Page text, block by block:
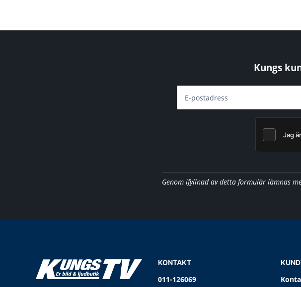
Kungs
E-postadress
Genom ifyllnad av detta formulär lämnas
KONTAKT
011-126069